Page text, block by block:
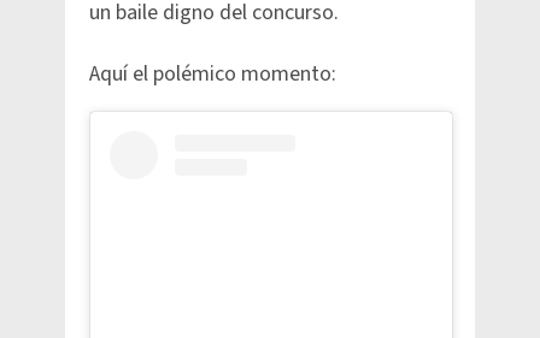
un baile digno del concurso.
Aquí el polémico momento: